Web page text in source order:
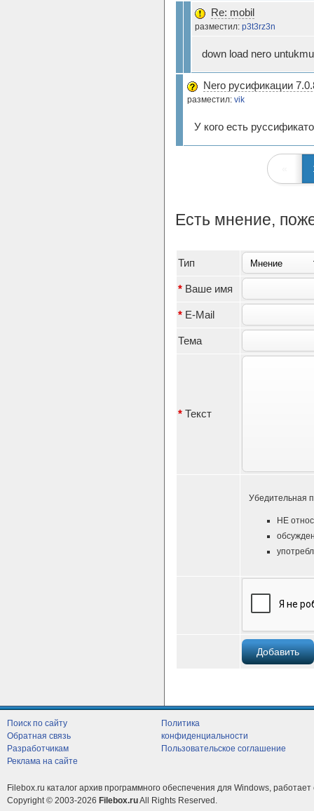
Re: mobil
разместил: p3t3rz3n
down load nero untukmu
Nero русификации
разместил: vik
У кого есть
Есть мнение,
Тип
* Ваше имя
* E-Mail
Тема
* Текст
Убедительная
НЕ
Поиск по сайту
Обратная связь
Разработчикам
Реклама на сайте
Политика
конфиденциальности
Пользовательское соглашение
Filebox.ru каталог архив программного обеспечения для Windows, работает
Copyright © 2003-2026 Filebox.ruAll Rights Reserved.